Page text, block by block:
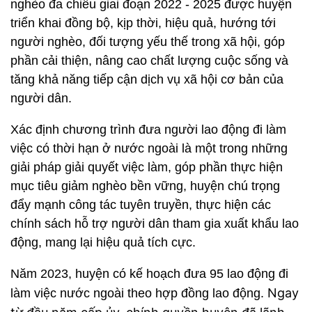
nghèo đa chiều giai đoạn 2022 - 2025 được huyện
triển khai đồng bộ, kịp thời, hiệu quả, hướng tới
người nghèo, đối tượng yếu thế trong xã hội, góp
phần cải thiện, nâng cao chất lượng cuộc sống và
tăng khả năng tiếp cận dịch vụ xã hội cơ bản của
người dân.
Xác định chương trình đưa người lao động đi làm
việc có thời hạn ở nước ngoài là một trong những
giải pháp giải quyết việc làm, góp phần thực hiện
mục tiêu giảm nghèo bền vững, huyện chú trọng
đẩy mạnh công tác tuyên truyền, thực hiện các
chính sách hỗ trợ người dân tham gia xuất khẩu lao
động, mang lại hiệu quả tích cực.
Năm 2023, huyện có kế hoạch đưa 95 lao động đi
làm việc nước ngoài theo hợp đồng lao động. Ngay